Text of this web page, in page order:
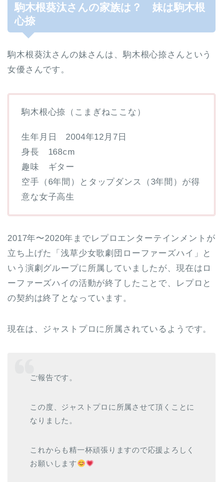
駒木根葵汰さんの家族は？ 妹は駒木根
心捺
駒木根葵汰さんの妹さんは、駒木根心捺さんという
女優さんです。
駒木根心捺（こまぎねここな）
生年月日 2004年12月7日
身長 168cm
趣味 ギター
空手（6年間）とタップダンス（3年間）が得
意な女子高生
2017年〜2020年までレプロエンターテインメントが
立ち上げた「浅草少女歌劇団ローファーズハイ」と
いう演劇グループに所属していましたが、現在はロ
ーファーズハイの活動が終了したことで、レプロと
の契約は終了となっています。
現在は、ジャストプロに所属されているようです。
ご報告です。
この度、ジャストプロに所属させて頂くことに
なりました。
これからも精一杯頑張りますので応援よろしく
お願いします